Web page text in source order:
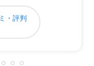
満足している。
・評判